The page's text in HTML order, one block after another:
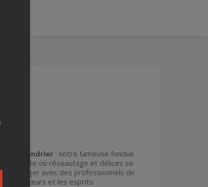
calendrier : notre fameuse fondue
soirée où réseautage et délices se
échanger avec des professionnels de
les cœurs et les esprits.